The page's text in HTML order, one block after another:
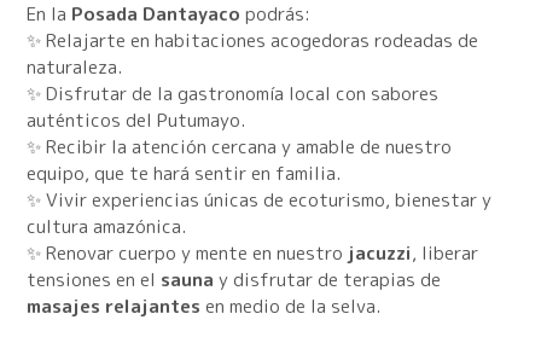
En la Posada Dantayaco podrás:
✨ Relajarte en habitaciones acogedoras rodeadas de
naturaleza.
✨ Disfrutar de la gastronomía local con sabores
auténticos del Putumayo.
✨ Recibir la atención cercana y amable de nuestro
equipo, que te hará sentir en familia.
✨ Vivir experiencias únicas de ecoturismo, bienestar y
cultura amazónica.
✨ Renovar cuerpo y mente en nuestro jacuzzi, liberar
tensiones en el sauna y disfrutar de terapias de
masajes relajantes en medio de la selva.